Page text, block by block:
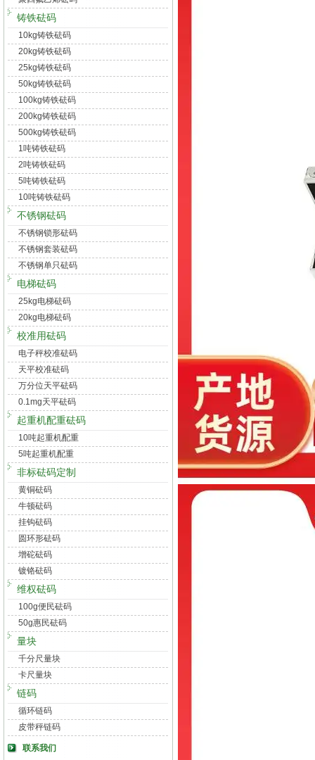
铸铁砝码
10kg铸铁砝码
20kg铸铁砝码
25kg铸铁砝码
50kg铸铁砝码
100kg铸铁砝码
200kg铸铁砝码
500kg铸铁砝码
1吨铸铁砝码
2吨铸铁砝码
5吨铸铁砝码
10吨铸铁砝码
不锈钢砝码
不锈钢锁形砝码
不锈钢套装砝码
不锈钢单只砝码
电梯砝码
25kg电梯砝码
20kg电梯砝码
校准用砝码
电子秤校准砝码
天平校准砝码
万分位天平砝码
0.1mg天平砝码
起重机配重砝码
10吨起重机配重
5吨起重机配重
非标砝码定制
黄铜砝码
牛顿砝码
挂钩砝码
圆环形砝码
增砣砝码
镀铬砝码
维权砝码
100g便民砝码
50g惠民砝码
量块
千分尺量块
卡尺量块
链码
循环链码
皮带秤链码
联系我们